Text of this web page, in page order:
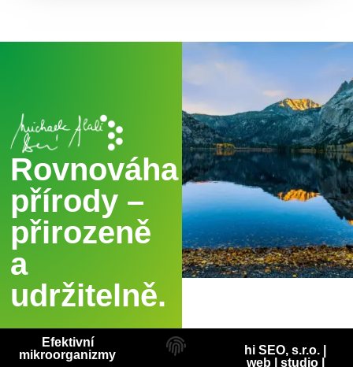
Rovnováha
přírody –
přirozeně
a
udržitelně.
hi SEO, s.r.o. |
web| studio|
Efektivní
mikroorganizmy